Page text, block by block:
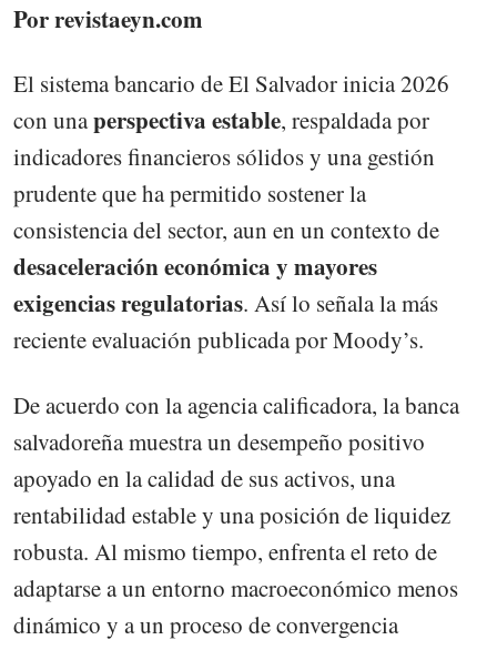
Por revistaeyn.com
El sistema bancario de El Salvador inicia 2026
con unaperspectiva estable, respaldada por
indicadores financieros sólidos y una gestión
prudente que ha permitido sostener la
consistencia del sector, aun en un contexto de
desaceleración económica y mayores
exigencias regulatorias. Así lo señala la más
reciente evaluación publicada por Moody’s.
De acuerdo con la agencia calificadora, la banca
salvadoreña muestra un desempeño positivo
apoyado en la calidad de sus activos, una
rentabilidad estable y una posición de liquidez
robusta. Al mismo tiempo, enfrenta el reto de
adaptarse a un entorno macroeconómico menos
dinámico y a un proceso de convergencia